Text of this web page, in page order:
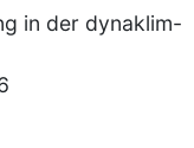
in der dynaklim-